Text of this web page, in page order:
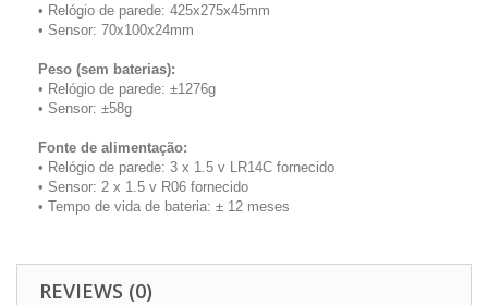
• Relógio de parede: 425x275x45mm
• Sensor: 70x100x24mm
Peso (sem baterias):
• Relógio de parede: ±1276g
• Sensor: ±58g
Fonte de alimentação:
• Relógio de parede: 3 x 1.5 v LR14C fornecido
• Sensor: 2 x 1.5 v R06 fornecido
• Tempo de vida de bateria: ± 12 meses
REVIEWS (0)